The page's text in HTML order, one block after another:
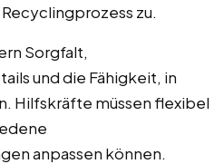
zu.
Sorgfalt,
und die Fähigkeit, in
Hilfskräfte müssen flexibel
anpassen können.